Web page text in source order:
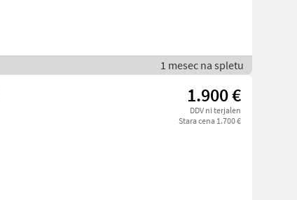
1 mesec na spletu
1.900 €
DDV ni terjalen
Stara cena 1.700 €